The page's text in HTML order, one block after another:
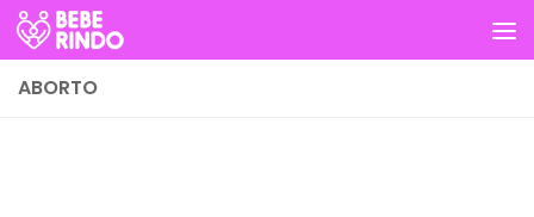
Skip to content
ABORTO